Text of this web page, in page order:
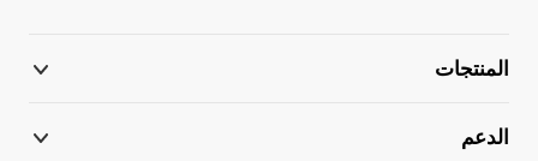
المنتجات
الدعم